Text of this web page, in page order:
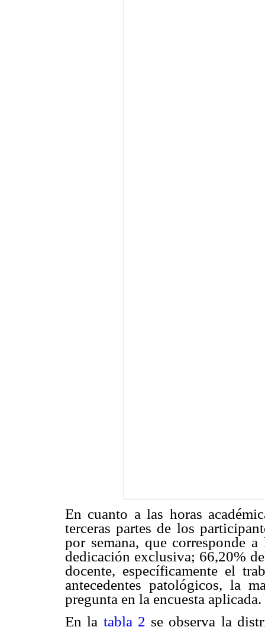
En cuanto a las horas
terceras partes de los
por semana, que corresponde
dedicación exclusiva; 66,20%
docente, específicamente el
antecedentes patológicos, la
pregunta en la encuesta aplicada.
En la tabla 2 se observa la